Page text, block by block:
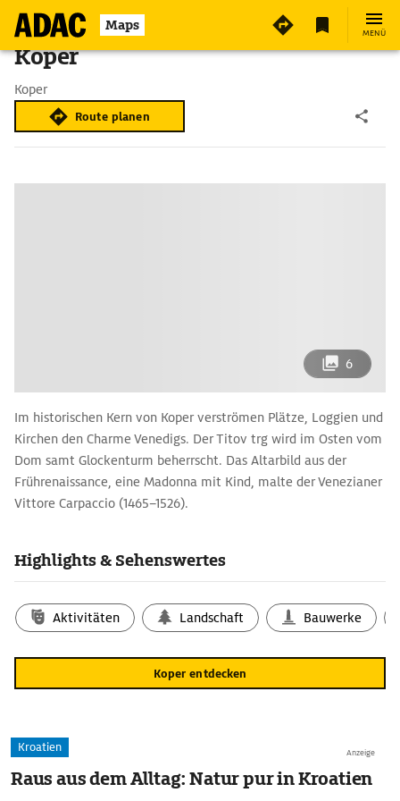
Maps MENÜ
Koper
Koper
Route planen
6
Im historischen Kern von Koper verströmen Plätze, Loggien und
Kirchen den Charme Venedigs. Der Titov trg wird im Osten vom
Dom samt Glockenturm beherrscht. Das Altarbild aus der
Frührenaissance, eine Madonna mit Kind, malte der Venezianer
Vittore Carpaccio (1465–1526).
eingesetzten Bürgermeisters. Mit seinen Spitzbögen ist der Bau
in der Renaissance mit Zinnen und Rundbogenfenstern
versehen. Die Fassade schmückt das Relief des geflügelten
Markuslöwen. Zusammen mit dem Zeughaus und der Loggia
bildet der Titov trg einen der schönsten Stadträume des
Highlights & Sehenswertes
Aktivitäten Landschaft Bauwerke
Koper entdecken
Anzeige
Kroatien
Raus aus dem Alltag: Natur pur in Kroatien